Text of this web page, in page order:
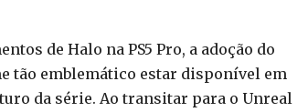
de Halo na PS5 Pro, a adoção do
tão emblemático estar disponível em
da série. Ao transitar para o Unreal